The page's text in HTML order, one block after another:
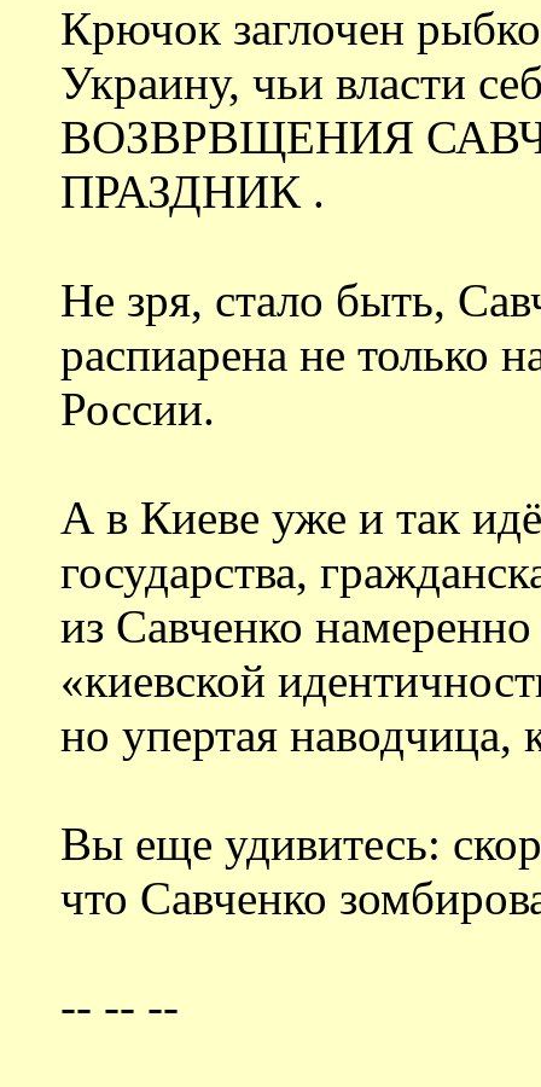
Крючок заглочен
Украину, чьи власти
ВОЗВРВЩЕНИЯ
ПРАЗДНИК .
Не зря, стало быть,
распиарена не только
России.
А в Киеве уже и так
государства,
из Савченко
«киевской
но упертая наводчица,
Вы еще удивитесь:
что Савченко
-- -- --